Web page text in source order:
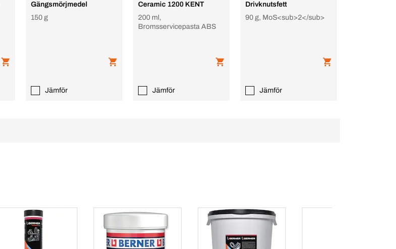
Gängsmörjmedel
150 g
Jämför
Ceramic 1200 KENT
200 ml,
Bromsservicepasta ABS
Jämför
Drivknutsfett
90 g, MoS<sub>2</sub>
Jämför